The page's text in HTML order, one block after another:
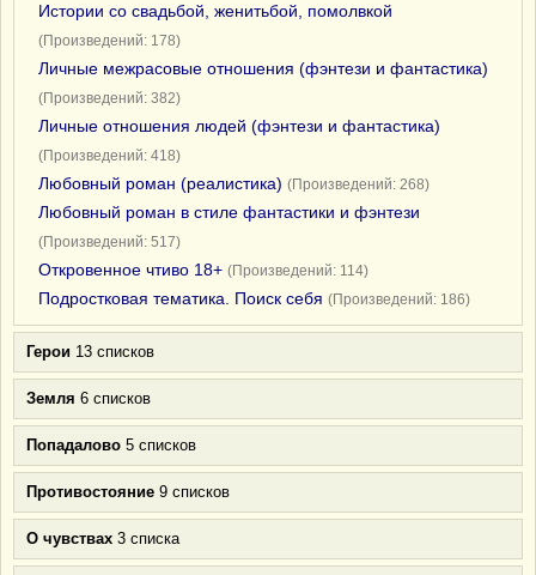
Истории со свадьбой, женитьбой, помолвкой
(Произведений: 178)
Личные межрасовые отношения (фэнтези и фантастика)
(Произведений: 382)
Личные отношения людей (фэнтези и фантастика)
(Произведений: 418)
Любовный роман (реалистика) (Произведений: 268)
Любовный роман в стиле фантастики и фэнтези
(Произведений: 517)
Откровенное чтиво 18+ (Произведений: 114)
Подростковая тематика. Поиск себя (Произведений: 186)
Герои 13 списков
Земля 6 списков
Попадалово 5 списков
Противостояние 9 списков
О чувствах 3 списка